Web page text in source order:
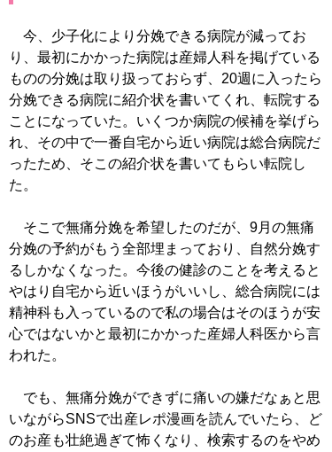
今、少子化により分娩できる病院が減ってお
り、最初にかかった病院は産婦人科を掲げている
ものの分娩は取り扱っておらず、20週に入ったら
分娩できる病院に紹介状を書いてくれ、転院する
ことになっていた。いくつか病院の候補を挙げら
れ、その中で一番自宅から近い病院は総合病院だ
ったため、そこの紹介状を書いてもらい転院し
た。
そこで無痛分娩を希望したのだが、9月の無痛
分娩の予約がもう全部埋まっており、自然分娩す
るしかなくなった。今後の健診のことを考えると
やはり自宅から近いほうがいいし、総合病院には
精神科も入っているので私の場合はそのほうが安
心ではないかと最初にかかった産婦人科医から言
われた。
でも、無痛分娩ができずに痛いの嫌だなぁと思
いながらSNSで出産レポ漫画を読んでいたら、ど
のお産も壮絶過ぎて怖くなり、検索するのをやめ